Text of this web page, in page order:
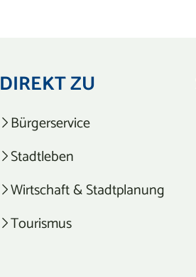
DIREKT ZU
Bürgerservice
Stadtleben
Wirtschaft & Stadtplanung
Tourismus